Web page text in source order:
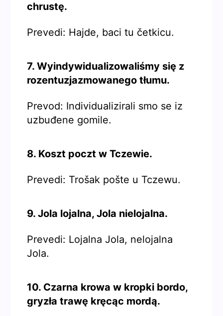
chrustę.
Prevedi: Hajde, baci tu četkicu.
7. Wyindywidualizowaliśmy się z
rozentuzjazmowanego tłumu.
Prevod: Individualizirali smo se iz
uzbuđene gomile.
8. Koszt poczt w Tczewie.
Prevedi: Trošak pošte u Tczewu.
9. Jola lojalna, Jola nielojalna.
Prevedi: Lojalna Jola, nelojalna
Jola.
10. Czarna krowa w kropki bordo,
gryzła trawę kręcąc mordą.